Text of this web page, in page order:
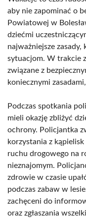
aby nie zapominać o
Powiatowej w
dziećmi
najważniejsze
sytuacjom. W trakcie
związane z
koniecznymi
Podczas spotkania
mieli okazję zbliżyć
ochrony. Policjantka
korzystania z
ruchu drogowego na
nieznajomym.
zdrowie w czasie
podczas zabaw w
zachęceni do
oraz zgłaszania